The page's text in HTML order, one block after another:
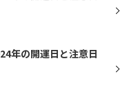
年の開運日と注意日